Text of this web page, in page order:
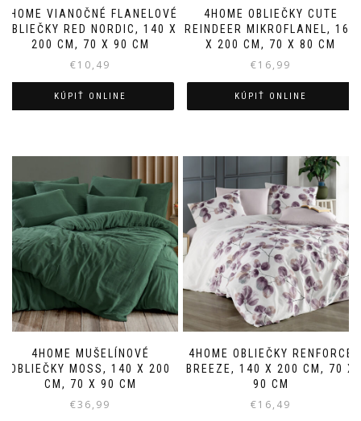
4HOME VIANOČNÉ FLANELOVÉ
OBLIEČKY RED NORDIC, 140 X
200 CM, 70 X 90 CM
€10,49
KÚPIŤ ONLINE
4HOME OBLIEČKY CUTE
REINDEER MIKROFLANEL, 160
X 200 CM, 70 X 80 CM
€16,99
KÚPIŤ ONLINE
4HOME MUŠELÍNOVÉ
OBLIEČKY MOSS, 140 X 200
CM, 70 X 90 CM
€36,99
4HOME OBLIEČKY RENFORCÉ
BREEZE, 140 X 200 CM, 70 X
90 CM
€16,49